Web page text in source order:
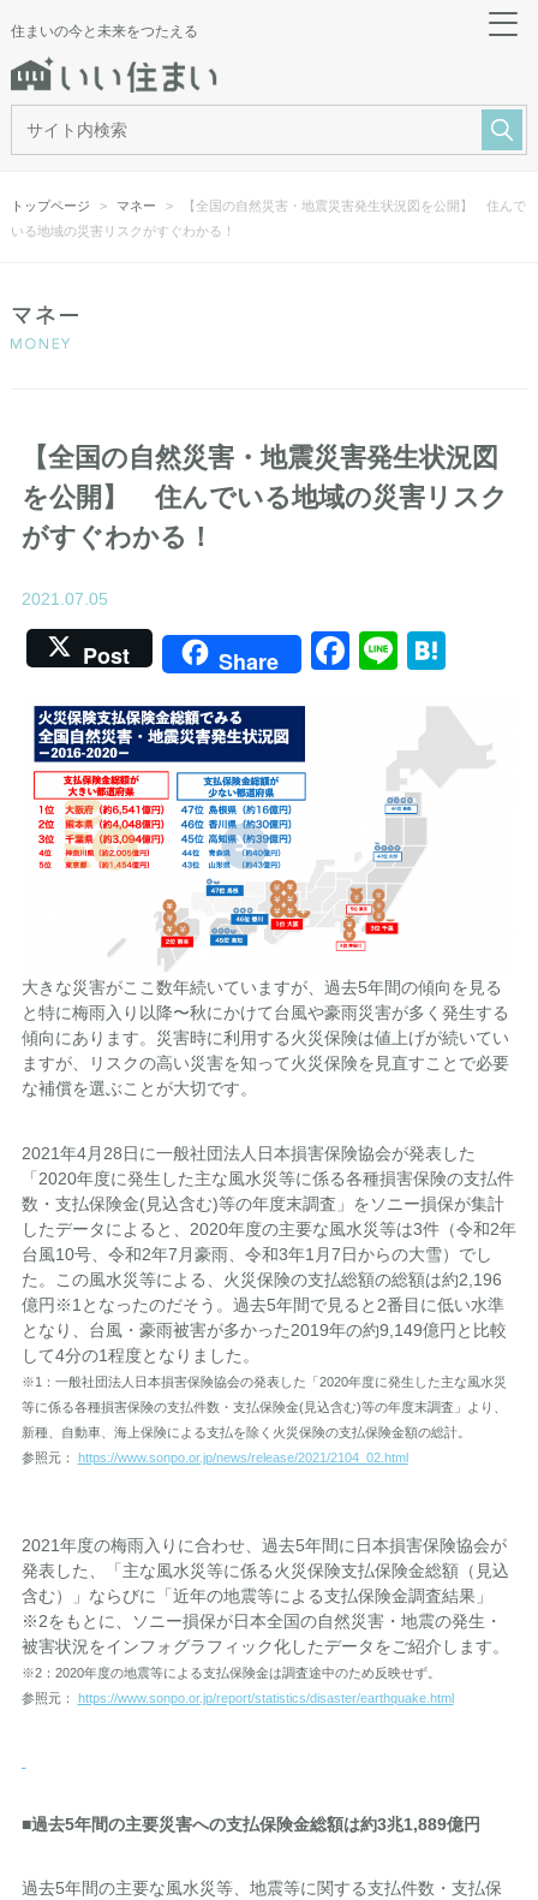
住まいの今と未来をつたえる
トップページ マネー
【全国の自然災害・地震災害発生状況図を公開】 住んで
いる地域の災害リスクがすぐわかる！
【全国の自然災害・地震災害発生状況図
を公開】 住んでいる地域の災害リスク
がすぐわかる！
2021.07.05
Post Share Facebook
Line
大きな災害がここ数年続いていますが、過去5年間の傾向を見る
と特に梅雨入り以降〜秋にかけて台風や豪雨災害が多く発生する
傾向にあります。災害時に利用する火災保険は値上げが続いてい
ますが、リスクの高い災害を知って火災保険を見直すことで必要
な補償を選ぶことが大切です。
2021年4月28日に一般社団法人日本損害保険協会が発表した
「2020年度に発生した主な風水災等に係る各種損害保険の支払件
数・支払保険金(見込含む)等の年度末調査」をソニー損保が集計
したデータによると、2020年度の主要な風水災等は3件（令和2年
台風10号、令和2年7月豪雨、令和3年1月7日からの大雪）でし
た。この風水災等による、火災保険の支払総額の総額は約2,196
億円※1となったのだそう。過去5年間で見ると2番目に低い水準
となり、台風・豪雨被害が多かった2019年の約9,149億円と比較
して4分の1程度となりました。
※1：一般社団法人日本損害保険協会の発表した「2020年度に発生した主な風水災
等に係る各種損害保険の支払件数・支払保険金(見込含む)等の年度末調査」より、
新種、自動車、海上保険による支払を除く火災保険の支払保険金額の総計。
参照元： https://www.sonpo.or.jp/news/release/2021/2104_02.html
2021年度の梅雨入りに合わせ、過去5年間に日本損害保険協会が
発表した、「主な風水災等に係る火災保険支払保険金総額（見込
含む）」ならびに「近年の地震等による支払保険金調査結果」
※2をもとに、ソニー損保が日本全国の自然災害・地震の発生・
被害状況をインフォグラフィック化したデータをご紹介します。
※2：2020年度の地震等による支払保険金は調査途中のため反映せず。
参照元： https://www.sonpo.or.jp/report/statistics/disaster/earthquake.html
■過去5年間の主要災害への支払保険金総額は約3兆1,889億円
過去5年間の主要な風水災等、地震等に関する支払件数・支払保